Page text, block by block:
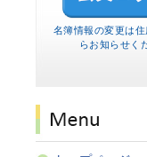
名簿情報の変更は住
らお知らせく